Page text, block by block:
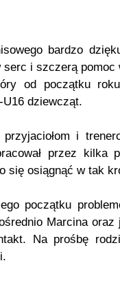
bardzo
i szczerą
od początku
U16 dziewcząt.
i
przez kilka
się osiągnąć w tak
początku
Marcina
Na prośbę